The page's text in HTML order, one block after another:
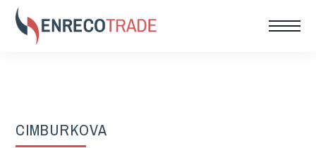
CIMBURKOVA